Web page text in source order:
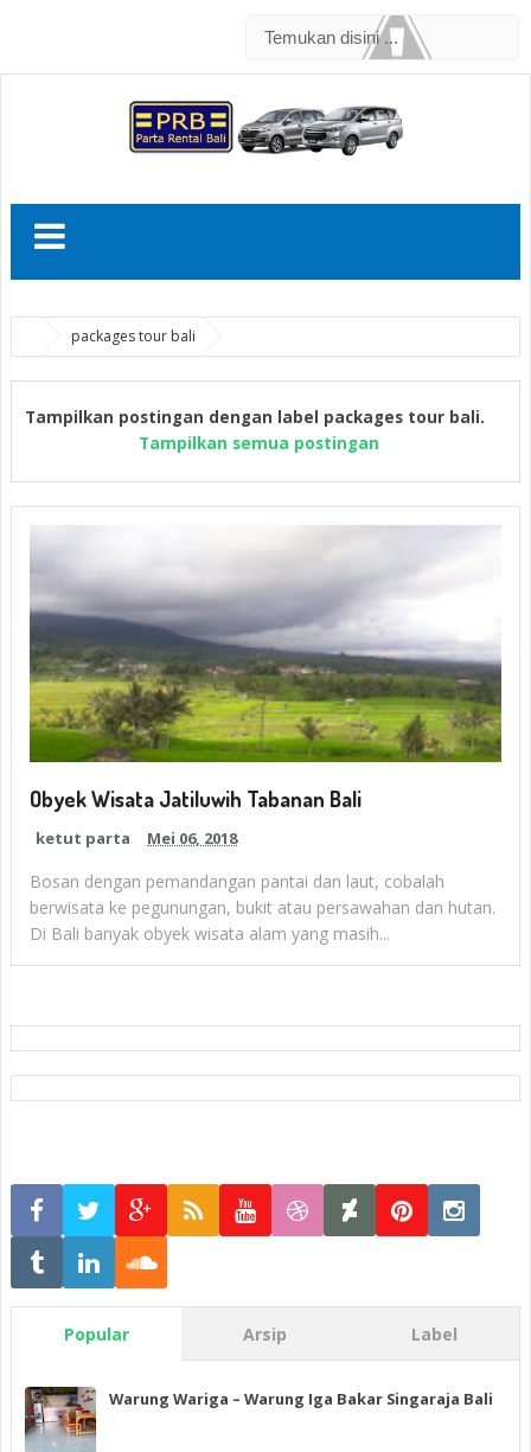
packages tour bali
Tampilkan postingan dengan label packages tour bali.
Tampilkan semua postingan
Obyek Wisata Jatiluwih Tabanan Bali
ketut parta Mei 06, 2018
Bosan dengan pemandangan pantai dan laut, cobalah
berwisata ke pegunungan, bukit atau persawahan dan hutan.
Di Bali banyak obyek wisata alam yang masih...
Popular Arsip Label
Warung Wariga – Warung Iga Bakar Singaraja Bali